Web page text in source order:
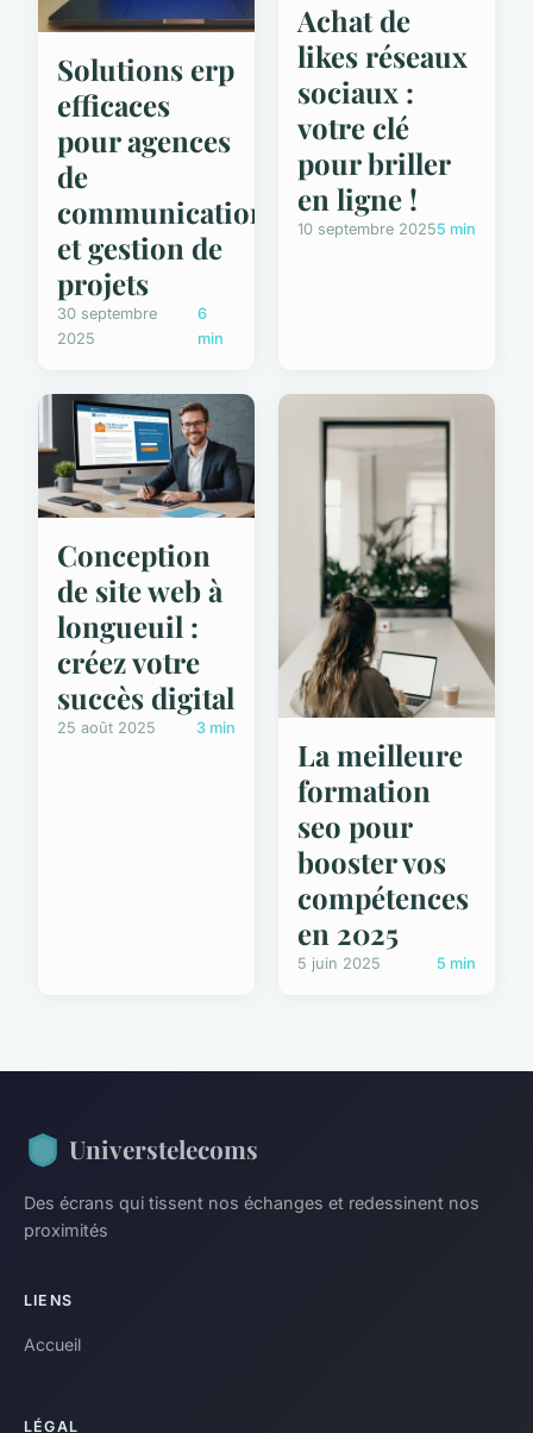
Solutions erp
efficaces
pour agences
de
communication
et gestion de
projets
30 septembre
2025
6
min
Achat de
likes réseaux
sociaux :
votre clé
pour briller
en ligne !
10 septembre 20255 min
Conception
de site web à
longueuil :
créez votre
succès digital
25 août 2025 3 min
La meilleure
formation
seo pour
booster vos
compétences
en 2025
5 juin 2025 5 min
Universtelecoms
Des écrans qui tissent nos échanges et redessinent nos
proximités
LIENS
Accueil
LÉGAL